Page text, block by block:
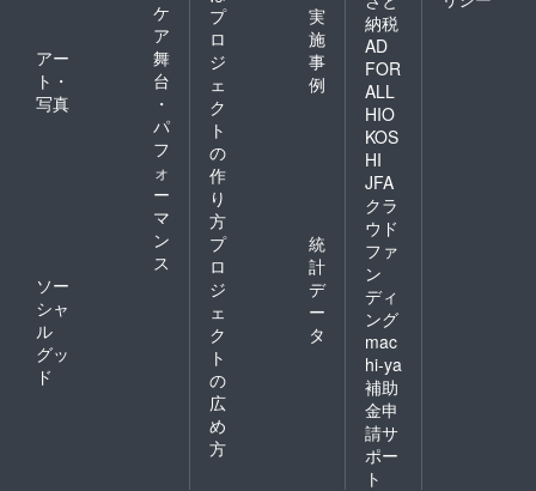
ケ
ア
アー
ト・
写真
舞
台
・
パ
フ
ォ
ー
マ
ン
ス
ソー
シャ
ル
グッ
ド
プ
ロ
ジ
ェ
ク
ト
の
作
り
方
実
施
事
例
プ
ロ
ジ
ェ
ク
ト
の
広
め
方
統
計
デ
ー
タ
納税
AD
FOR
ALL
HIO
KOS
HI
JFA
クラ
ウド
ファ
ン
ディ
ング
mac
hi-ya
補助
金申
請サ
ポー
ト